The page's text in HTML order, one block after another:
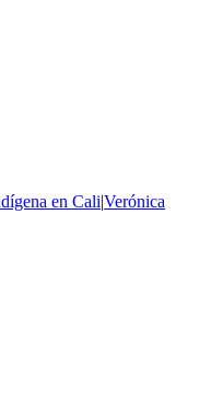
en Cali|Verónica